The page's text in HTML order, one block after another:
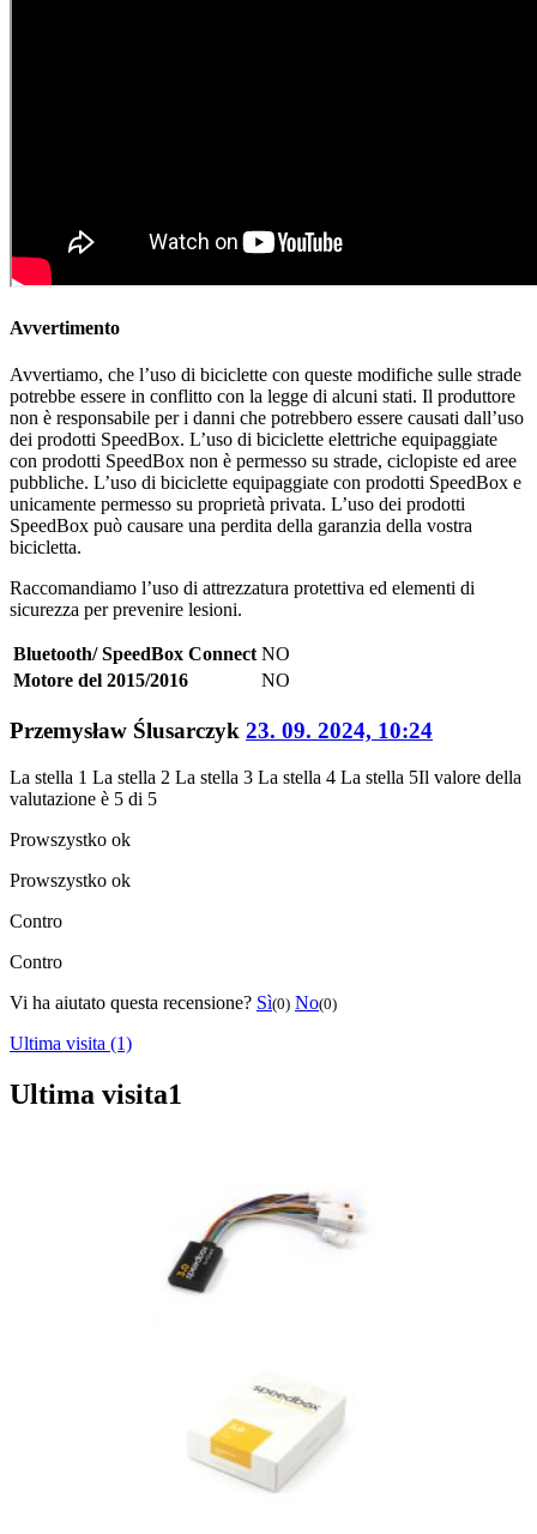
Avvertimento
Avvertiamo, che l’uso di biciclette con queste modifiche sulle strade
potrebbe essere in conflitto con la legge di alcuni stati. Il produttore
non è responsabile per i danni che potrebbero essere causati dall’uso
dei prodotti SpeedBox. L’uso di biciclette elettriche equipaggiate
con prodotti SpeedBox non è permesso su strade, ciclopiste ed aree
pubbliche. L’uso di biciclette equipaggiate con prodotti SpeedBox e
unicamente permesso su proprietà privata. L’uso dei prodotti
SpeedBox può causare una perdita della garanzia della vostra
bicicletta.
Raccomandiamo l’uso di attrezzatura protettiva ed elementi di
sicurezza per prevenire lesioni.
Bluetooth/ SpeedBox Connect NO
Motore del 2015/2016
NO
Przemysław Ślusarczyk 23. 09. 2024, 10:24
La stella 1 La stella 2 La stella 3 La stella 4 La stella 5Il valore della
valutazione è 5 di 5
Prowszystko ok
Prowszystko ok
Contro
Contro
Vi ha aiutato questa recensione? Sì(0) No(0)
Ultima visita (1)
Ultima visita1